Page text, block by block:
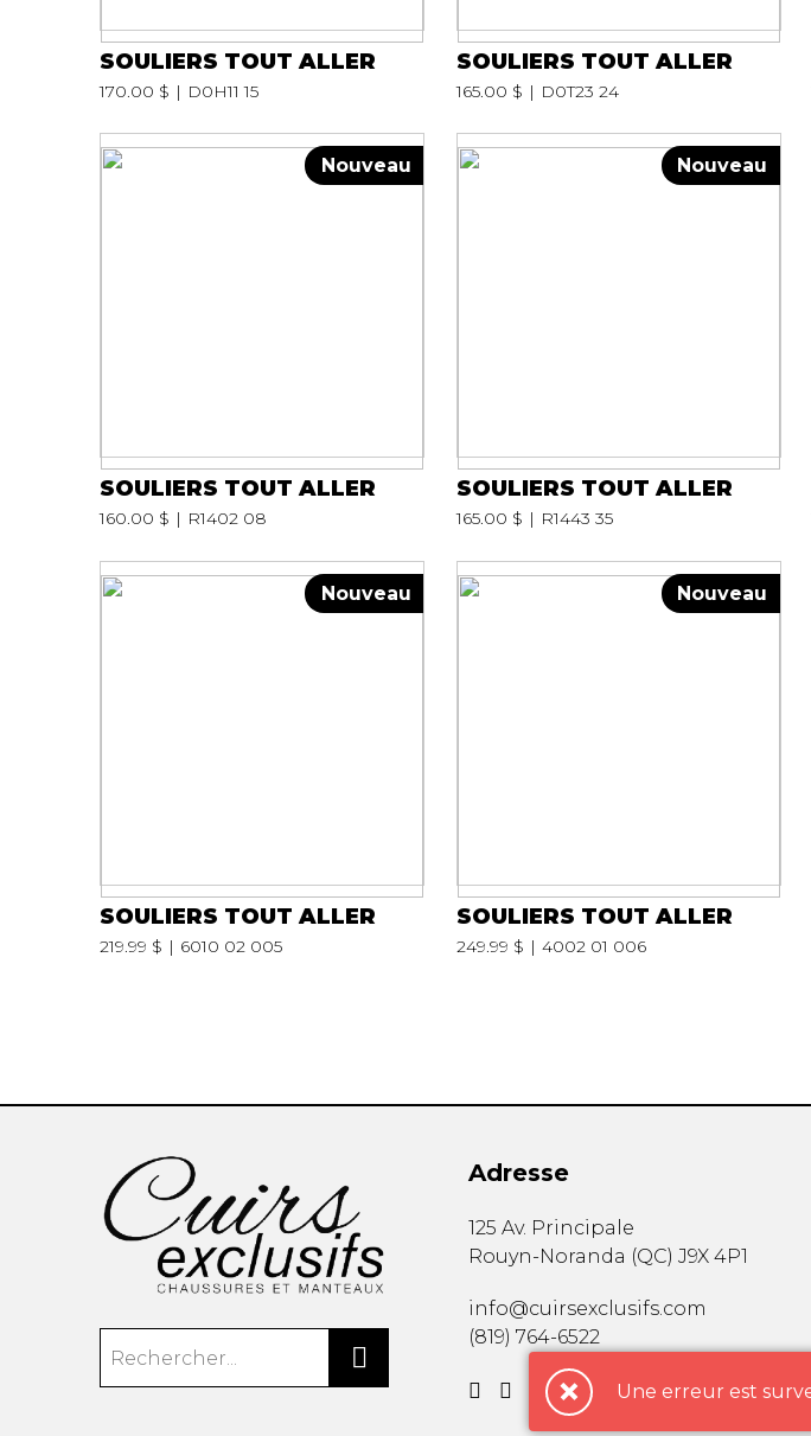
SOULIERS TOUT ALLER
170.00 $ D0H11 15
SOULIERS TOUT ALLER
165.00 $ D0T23 24
Nouveau
SOULIERS TOUT ALLER
160.00 $ R1402 08
Nouveau
SOULIERS TOUT ALLER
165.00 $ R1443 35
Nouveau
SOULIERS TOUT ALLER
219.99 $ 6010 02 005
Nouveau
SOULIERS TOUT ALLER
249.99 $ 4002 01 006
Adresse
125 Av. Principale
Rouyn-Noranda (QC) J9X 4P1
info@cuirsexclusifs.com
(819) 764-6522